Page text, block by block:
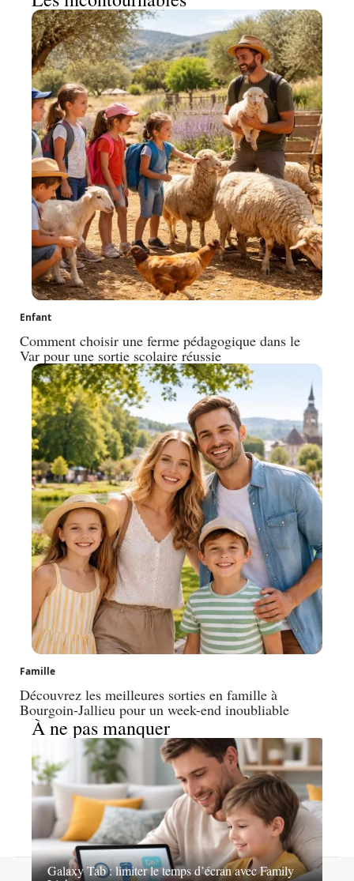
Enfant
Comment choisir une ferme pédagogique dans le
Var pour une sortie scolaire réussie
Famille
Découvrez les meilleures sorties en famille à
Bourgoin-Jallieu pour un week-end inoubliable
À ne pas manquer
Galaxy Tab : limiter le temps d’écran avec Family
Contact Mentions légales Sitemap